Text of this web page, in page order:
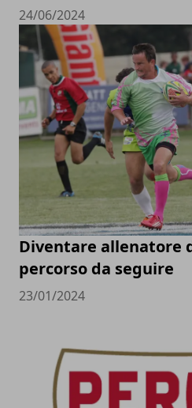
24/06/2024
Diventare allenatore
percorso da seguire
23/01/2024